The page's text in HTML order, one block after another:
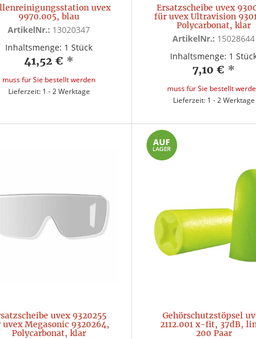
uvex
9970.005, blau
ArtikelNr.: 13020347
Inhaltsmenge: 1 Stück
41,52 € *
muss für Sie bestellt werden
Lieferzeit: 1 - 2 Werktage
Ersatzscheibe uvex
für uvex Ultravision
Polycarbonat, klar
ArtikelNr.: 15028644
Inhaltsmenge: 1
7,10 € *
muss für Sie bestellt
Lieferzeit: 1 - 2 Werktage
uvex 9320255
Megasonic 9320264,
Polycarbonat, klar
Gehörschutzstöpsel
2112.001 x-fit, 37dB,
200 Paar